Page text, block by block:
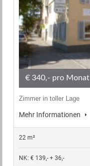
€ 340,- pro Monat
Zimmer in toller Lage
Mehr Informationen
22 m²
NK: € 139,- + 36,-